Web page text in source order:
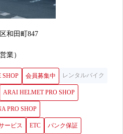
和田町847
業）
SHOP 会員募集中 レンタルバイク
ARAI HELMET PRO SHOP
PRO SHOP
ービス ETC パンク保証